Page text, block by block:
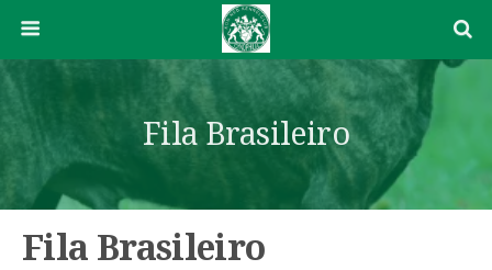
Fila Brasileiro
Fila Brasileiro